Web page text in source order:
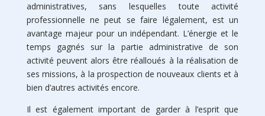
administratives, sans lesquelles toute activité
professionnelle ne peut se faire légalement, est un
avantage majeur pour un indépendant. L’énergie et le
temps gagnés sur la partie administrative de son
activité peuvent alors être réalloués à la réalisation de
ses missions, à la prospection de nouveaux clients et à
bien d’autres activités encore.
Il est également important de garder à l’esprit que